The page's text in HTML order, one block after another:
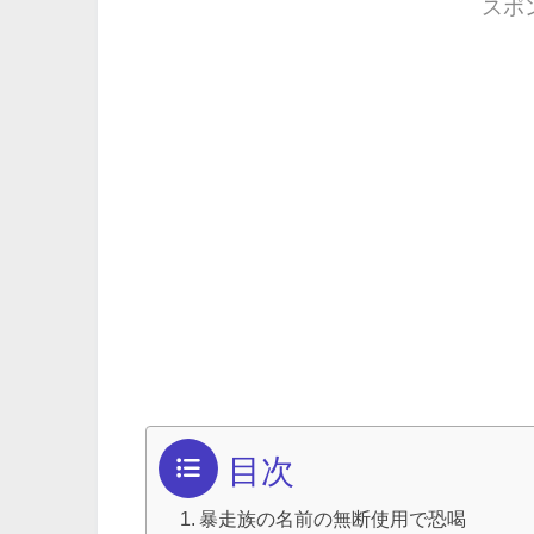
スポ
目次
暴走族の名前の無断使用で恐喝